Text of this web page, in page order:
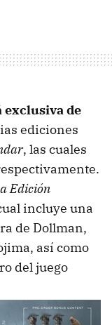
exclusiva de
ediciones
, las cuales
Edición
incluye una
de Dollman,
así como
del juego